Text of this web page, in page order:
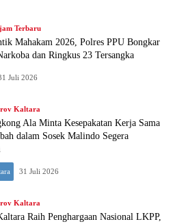
Terbaru
Mahakam 2026, Polres PPU Bongkar
dan Ringkus 23 Tersangka
Juli 2026
Kaltara
Ala Minta Kesepakatan Kerja Sama
dalam Sosek Malindo Segera
31 Juli 2026
Kaltara
Raih Penghargaan Nasional LKPP,